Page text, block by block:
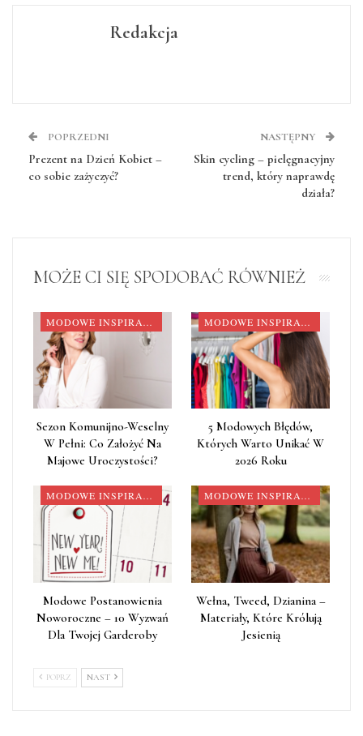
Redakcja
POPRZEDNI
Prezent na Dzień Kobiet –
co sobie zażyczyć?
NASTĘPNY
Skin cycling – pielęgnacyjny
trend, który naprawdę
działa?
MOŻE CI SIĘ SPODOBAĆ RÓWNIEŻ
Sezon Komunijno-Weselny
W Pełni: Co Założyć Na
Majowe Uroczystości?
5 Modowych Błędów,
Których Warto Unikać W
2026 Roku
MODOWE INSPIRACJE
Modowe Postanowienia
Noworoczne – 10 Wyzwań
Dla Twojej Garderoby
MODOWE INSPIRACJE
Wełna, Tweed, Dzianina –
Materiały, Które Królują
Jesienią
POPRZ NAST